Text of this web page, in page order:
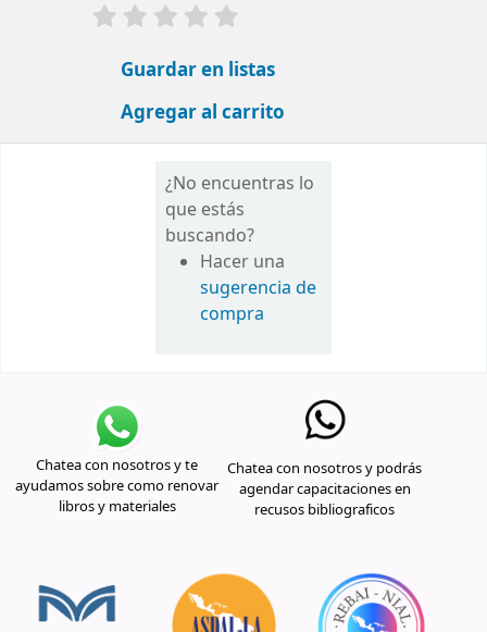
valoración
Guardar en listas
Agregar al carrito
¿No encuentras lo
que estás
buscando?
Hacer una
sugerencia de
compra
Chatea con nosotros y te
ayudamos sobre como renovar
libros y materiales
Chatea con nosotros y podrás
agendar capacitaciones en
recusos bibliograficos